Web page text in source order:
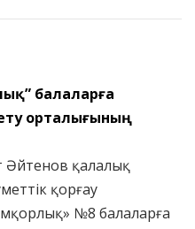
балаларға
орталығының
Әйтенов қалалық
қорғау
№8 балаларға